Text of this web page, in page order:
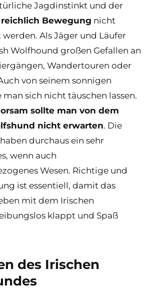
Jagdinstinkt und der
Bewegung nicht
Als Jäger und Läufer
Wolfhound großen Gefallen an
Wandertouren oder
von seinem sonnigen
man sich nicht täuschen lassen.
sollte man von dem
nicht erwarten. Die
durchaus ein sehr
wenn auch
Wesen. Richtige und
ist essentiell, damit das
mit dem Irischen
klappt und Spaß
des Irischen